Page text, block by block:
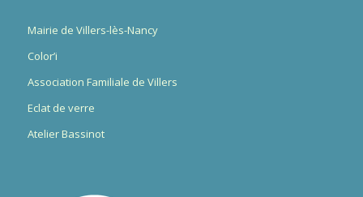
Mairie de Villers-lès-Nancy
Color’i
Association Familiale de Villers
Eclat de verre
Atelier Bassinot